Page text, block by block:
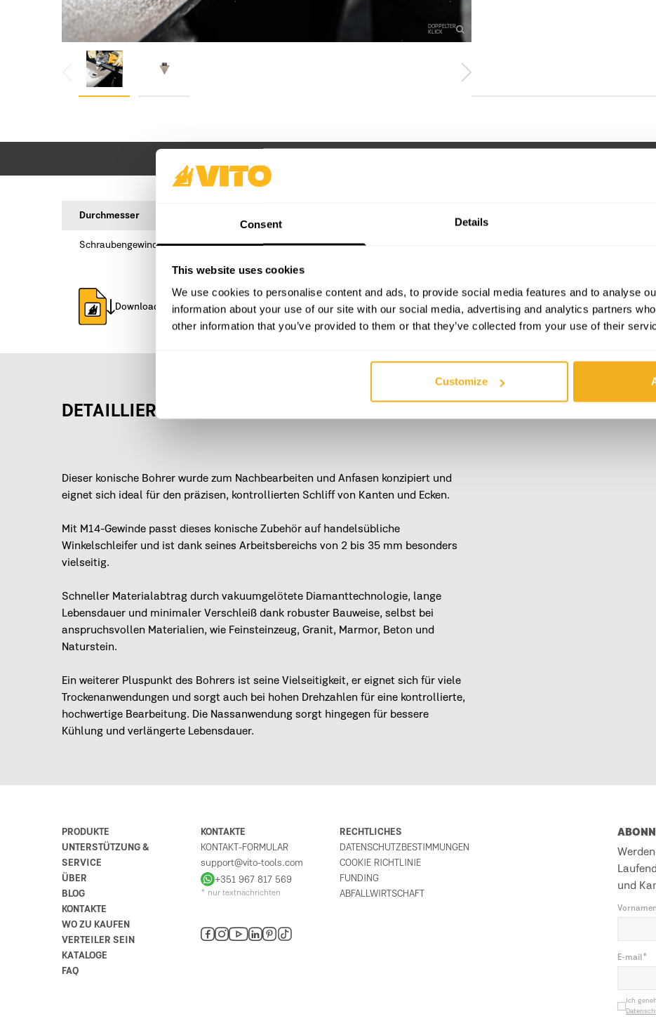
Consent Details
This website uses cookies
We use cookies to personalise content and ads, to provide social media features and to analyse
information about your use of our site with our social media, advertising and analytics partners
other information that you’ve provided to them or that they’ve collected from your use of their
Customize
DOPPELTER
KLICK
Durchmesser
Schraubengewinde
Download technisches Datenblatt
DETAILLIERT
Dieser konische Bohrer wurde zum Nachbearbeiten und Anfasen konzipiert und
eignet sich ideal für den präzisen, kontrollierten Schliff von Kanten und Ecken.
Mit M14-Gewinde passt dieses konische Zubehör auf handelsübliche
Winkelschleifer und ist dank seines Arbeitsbereichs von 2 bis 35 mm besonders
vielseitig.
Schneller Materialabtrag durch vakuumgelötete Diamanttechnologie, lange
Lebensdauer und minimaler Verschleiß dank robuster Bauweise, selbst bei
anspruchsvollen Materialien, wie Feinsteinzeug, Granit, Marmor, Beton und
Naturstein.
Ein weiterer Pluspunkt des Bohrers ist seine Vielseitigkeit, er eignet sich für viele
Trockenanwendungen und sorgt auch bei hohen Drehzahlen für eine kontrollierte,
hochwertige Bearbeitung. Die Nassanwendung sorgt hingegen für bessere
Kühlung und verlängerte Lebensdauer.
PRODUKTE
UNTERSTÜTZUNG &
SERVICE
ÜBER
BLOG
KONTAKTE
WO ZU KAUFEN
VERTEILER SEIN
KATALOGE
FAQ
KONTAKTE
KONTAKT-FORMULAR
support@vito-tools.com
+351 967 817 569
* nur textnachrichten
RECHTLICHES
DATENSCHUTZBESTIMMUNGEN
COOKIE RICHTLINIE
FUNDING
ABFALLWIRTSCHAFT
und
E-mail*
Ich